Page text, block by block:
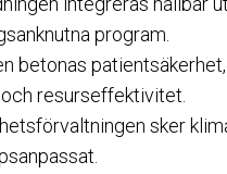
program.
betonas
resurseffektivitet.
sker